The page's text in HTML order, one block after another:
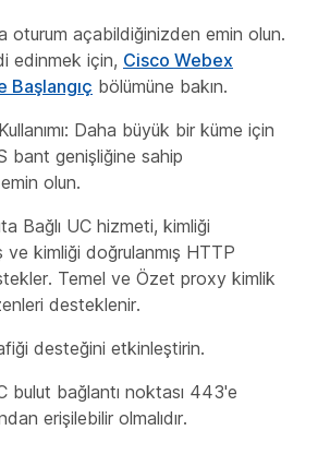
oturum açabildiğinizden emin olun.
edinmek için, Cisco Webex
Başlangıç bölümüne bakın.
Daha büyük bir küme için
bant genişliğine sahip
olun.
Bağlı UC hizmeti, kimliği
ve kimliği doğrulanmış HTTP
Temel ve Özet proxy kimlik
desteklenir.
desteğini etkinleştirin.
bulut bağlantı noktası 443'e
erişilebilir olmalıdır.